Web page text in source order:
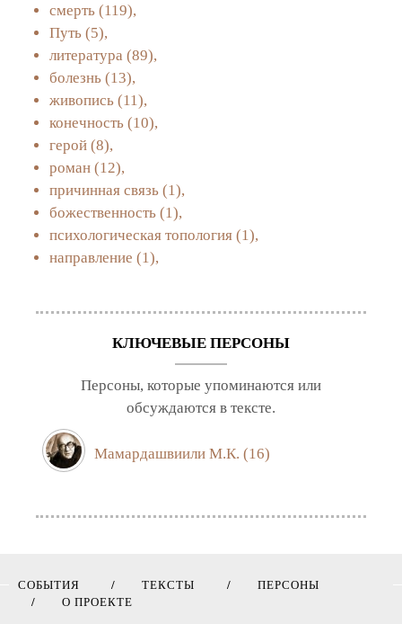
смерть (119),
Путь (5),
литература (89),
болезнь (13),
живопись (11),
конечность (10),
герой (8),
роман (12),
причинная связь (1),
божественность (1),
психологическая топология (1),
направление (1),
КЛЮЧЕВЫЕ ПЕРСОНЫ
Персоны, которые упоминаются или
обсуждаются в тексте.
Мамардашвиили М.К. (16)
СОБЫТИЯ ТЕКСТЫ
ПЕРСОНЫ
О ПРОЕКТЕ